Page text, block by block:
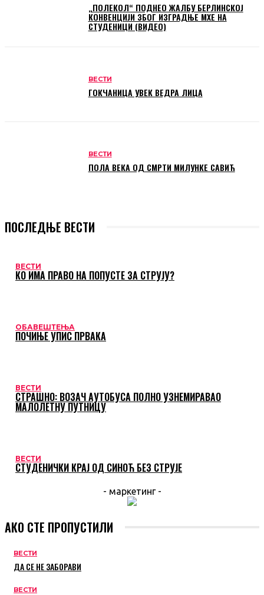
„ПОЛЕКОЛ“ ПОДНЕО ЖАЛБУ БЕРЛИНСКОЈ
КОНВЕНЦИЈИ ЗБОГ ИЗГРАДЊЕ МХЕ НА
СТУДЕНИЦИ (ВИДЕО)
ВЕСТИ
ГОКЧАНИЦА УВЕК ВЕДРА ЛИЦА
ВЕСТИ
ПОЛА ВЕКА ОД СМРТИ МИЛУНКЕ САВИЋ
ПОСЛЕДЊЕ ВЕСТИ
ВЕСТИ
КО ИМА ПРАВО НА ПОПУСТЕ ЗА СТРУЈУ?
ОБАВЕШТЕЊА
ПОЧИЊЕ УПИС ПРВАКА
ВЕСТИ
СТРАШНО: ВОЗАЧ АУТОБУСА ПОЛНО УЗНЕМИРАВАО
МАЛОЛЕТНУ ПУТНИЦУ
ВЕСТИ
СТУДЕНИЧКИ КРАЈ ОД СИНОЋ БЕЗ СТРУЈЕ
- маркетинг -
АКО СТЕ ПРОПУСТИЛИ
ВЕСТИ
ДА СЕ НЕ ЗАБОРАВИ
ВЕСТИ